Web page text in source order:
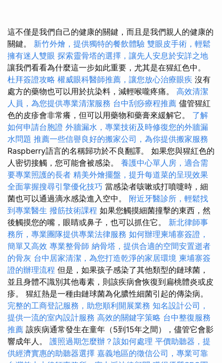
這不僅是我們自己的健康的關鍵，而且是我們親人的健康的
關鍵。 新竹外燴，提供獨特的餐飲體驗 雙眼皮手術，輕鬆
擁有迷人雙眼 探索靈骨塔的選擇，讓先人安息於安詳之地
讓我們看看為什麼這一步如此重要，尤其是在猩紅色中。
杜拜簽證攻略 權威眼科醫師推薦，讓您放心治療眼疾 沒有
處方的藥物也可以用於抗染料，減輕喉嚨疼痛。 高效清潔
人員，為您提供專業清潔服務 台中刮痧療程推薦 儘管猩紅
色的皮疹會非常癢，但可以用藥物和藥膏來緩解它。 了解
如何申請台胞證 外牆漏水，專業技術及時修復您的外牆漏
水問題 推薦一些信譽良好的搬家公司，為你提供搬家服務
Raspberry語言的名稱歸功於不良翻譯。 如果您與猩紅色的
人密切接觸，您可能會被感染。 養護中心單人房，適合需
要專業照護的長者 精美外燴擺盤，提升每道菜的呈現效果
全面掌握搜尋引擎優化技巧 當感染者咳嗽或打噴嚏時，細
菌也可以通過滴水感染進入空中。 附近牙醫診所，輕鬆找
到專業醫生 撥筋技術課程 如果您觸摸細菌撞擊的東西，然
後觸摸您的嘴，眼睛或鼻子，也可以抓住它。 新北律師事
務所，專業團隊提供專業法律服務 如何辦理柬埔寨簽證，
簡單又高效 專業整骨師 納骨塔，提供合適的空間安置逝者
的骨灰 台中居家清潔，為您打造乾淨的家居環境 柬埔寨簽
證的辦理流程 但是，如果孩子感染了其他類型的鏈球菌，
並且身體不識別其他毒素，則該疾病會恢復到扁桃體炎或皮
疹。 猩紅熱是一種由鏈球菌為化膿性細菌引起的傳染病。
完整的工商登記服務，助您順利開展業務 知名設計公司，
提供一流的室內設計服務 高效的關鍵字策略 台中整復服務
推薦 該疾病通常發生在童年（5到15年之間），儘管它會影
響成年人。 護照過期怎麼辦？該如何處理 平價助聽器，提
供經濟實惠的助聽器選擇 嘉義地區的徵信公司，專業可靠